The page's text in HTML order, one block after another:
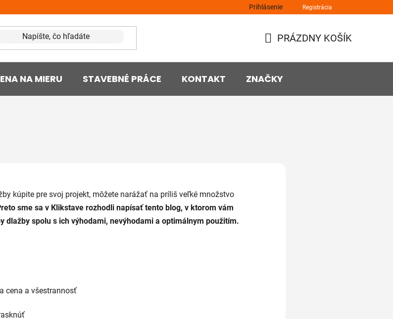
Prihlásenie Registrácia
KOŠÍK
PRÁZDNY KOŠÍK
NA MIERU STAVEBNÉ PRÁCE KONTAKT ZNAČKY
kúpite pre svoj projekt, môžete narážať na príliš veľké množstvo
sme sa v Klikstave rozhodli napísať tento blog, v ktorom vám
dlažby spolu s ich výhodami, nevýhodami a optimálnym použitím.
cena a všestrannosť